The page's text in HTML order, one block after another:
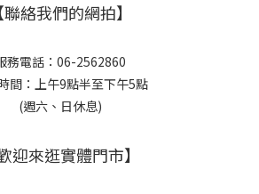
【聯絡我們的網拍】
務電話：06-2562860
間：上午9點半至下午5點
(週六、日休息)
歡迎來逛實體門市】